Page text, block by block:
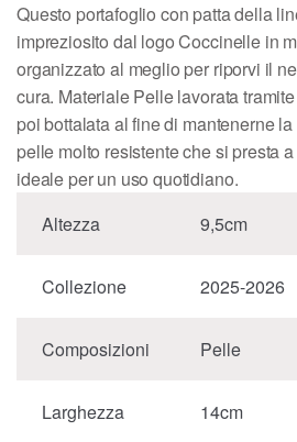
Questo portafoglio con patta della
impreziosito dal logo Coccinelle in
organizzato al meglio per riporvi il
cura. Materiale Pelle lavorata
poi bottalata al fine di mantenerne
pelle molto resistente che si presta
ideale per un uso quotidiano.
Altezza
9,5cm
Collezione 2025-2026
Composizioni Pelle
Larghezza 14cm